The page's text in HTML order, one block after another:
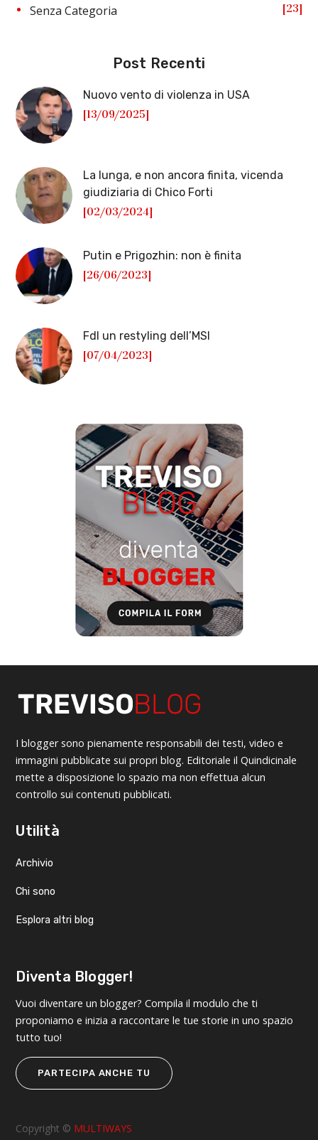
Senza Categoria 23
Post Recenti
Nuovo vento di violenza in USA
[13/09/2025]
La lunga, e non ancora finita, vicenda
giudiziaria di Chico Forti
[02/03/2024]
Putin e Prigozhin: non è finita
[26/06/2023]
FdI un restyling dell’MSI
[07/04/2023]
I blogger sono pienamente responsabili dei testi, video e
immagini pubblicate sui propri blog. Editoriale il Quindicinale
mette a disposizione lo spazio ma non effettua alcun
controllo sui contenuti pubblicati.
Utilità
Archivio
Chi sono
Esplora altri blog
Diventa Blogger!
Vuoi diventare un blogger? Compila il modulo che ti
proponiamo e inizia a raccontare le tue storie in uno spazio
tutto tuo!
PARTECIPA ANCHE TU
Copyright © MULTIWAYS